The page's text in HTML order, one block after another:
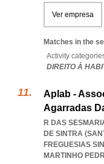
Ver empresa
Matches in the
Activity
DIREITO À
Aplab -
Agarradas
R DAS
DE SINTRA
FREGUESIAS
MARTINHO